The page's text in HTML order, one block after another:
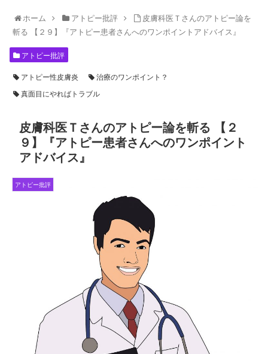
ホーム アトピー批評
皮膚科医Ｔさんのアトピー論を
斬る 【２９】『アトピー患者さんへのワンポイントアドバイス』
アトピー批評
アトピー性皮膚炎
治療のワンポイント？
真面目にやればトラブル
皮膚科医Ｔさんのアトピー論を斬る 【２
９】『アトピー患者さんへのワンポイント
アドバイス』
アトピー批評